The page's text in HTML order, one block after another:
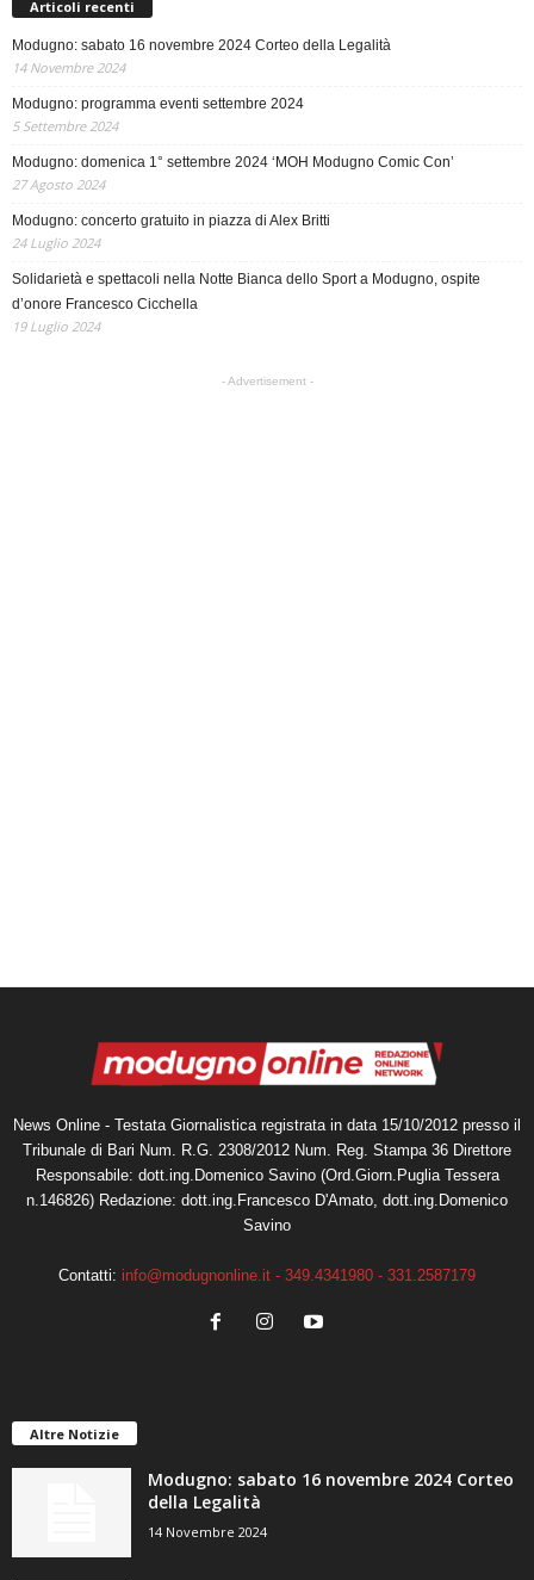
Articoli recenti
Modugno: sabato 16 novembre 2024 Corteo della Legalità
14 Novembre 2024
Modugno: programma eventi settembre 2024
5 Settembre 2024
Modugno: domenica 1° settembre 2024 ‘MOH Modugno Comic Con’
27 Agosto 2024
Modugno: concerto gratuito in piazza di Alex Britti
24 Luglio 2024
Solidarietà e spettacoli nella Notte Bianca dello Sport a Modugno, ospite
d’onore Francesco Cicchella
19 Luglio 2024
- Advertisement -
News Online - Testata Giornalistica registrata in data 15/10/2012 presso il
Tribunale di Bari Num. R.G. 2308/2012 Num. Reg. Stampa 36 Direttore
Responsabile: dott.ing.Domenico Savino (Ord.Giorn.Puglia Tessera
n.146826) Redazione: dott.ing.Francesco D'Amato, dott.ing.Domenico
Savino
Contatti: info@modugnonline.it - 349.4341980 - 331.2587179
Altre Notizie
Modugno: sabato 16 novembre 2024 Corteo
della Legalità
14 Novembre 2024